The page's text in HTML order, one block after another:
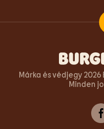
Márka és védjegy 2026
Minden